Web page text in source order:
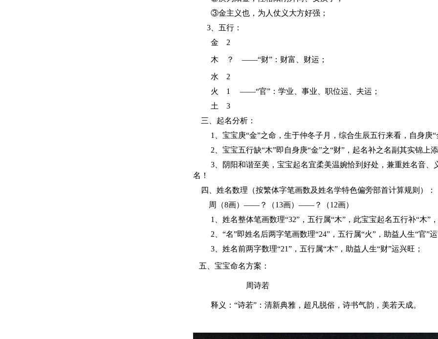
③金主义也，为人仗义大方好强；
3、 五行：
金 2
木 ？ ——“财”： 财富、财运；
水 2
火 1
——“官”：学业、事业、职位运、夫运；
土 3
三、起名分析：
1、宝宝庚“金”之命，生于仲冬子月，综合生辰五行来看，自身庚“
2、宝宝五行缺“木”即自身庚“金”之“财”，起名补之名副其实锦上
3、阴阳和谐至美， 宝宝起名宜柔美温婉恰到好处，兼重姓名音
名！
四、姓名数理（按繁体字笔画数及姓名学特色偏旁部首计算规则）：
周（8画）—— ？ （13画）——？（12画）
1、 姓名整体笔画数理“32”，五行属“木”，此宝宝起名五行补“木”
2、“名”即姓名后两字笔画数理“24”，五行属“火”，助益人生“官”
3、姓名前两字数理“21”，五行属“木”， 助益人生“财”运兴旺；
五、宝宝命名方案：
周诗若
释义：“诗若”：清新典雅，超凡脱俗， 诗书气韵 ，美若天成。